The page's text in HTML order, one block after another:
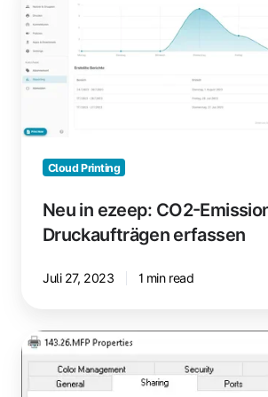
ezeep:
CO2-
Emissionen
von
Druckaufträgen
erfassen
Cloud Printing
Neu in ezeep: CO2-
Druckaufträgen erfassen
Juli 27, 2023 1 min read
Drucker